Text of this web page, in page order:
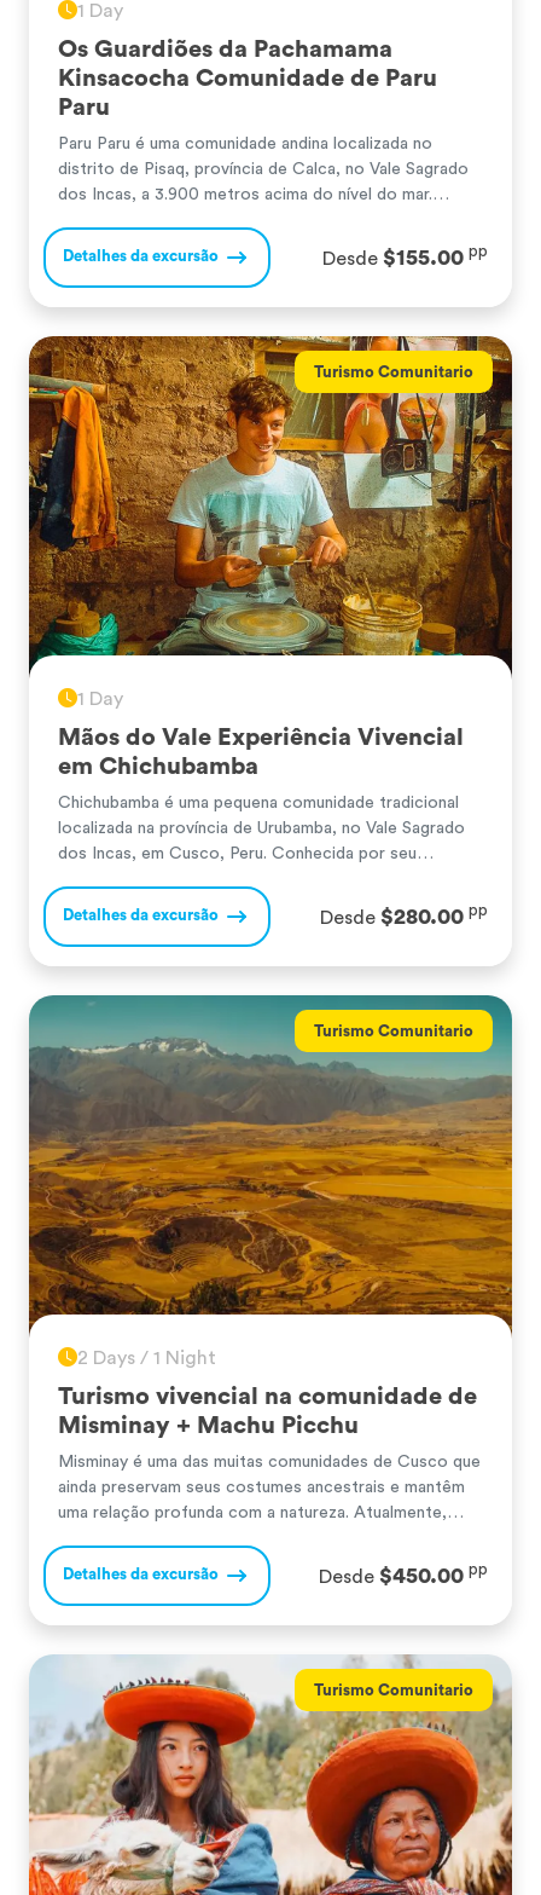
1 Day
Os Guardiões da Pachamama
Kinsacocha Comunidade de Paru
Paru
Paru Paru é uma comunidade andina localizada no
distrito de Pisaq, província de Calca, no Vale Sagrado
dos Incas, a 3.900 metros acima do nível do mar.
batatas nativas, a comunidade preserva mais de 1.000
variedades cultivadas por meio de técnicas agrícolas
Detalhes da excursão Desde $155.00 pp
Turismo Comunitario
1 Day
Mãos do Vale Experiência Vivencial
em Chichubamba
Chichubamba é uma pequena comunidade tradicional
localizada na província de Urubamba, no Vale Sagrado
dos Incas, em Cusco, Peru. Conhecida por seu
Chichubamba oferece aos visitantes uma visão única
da vida rural andina. A comunidade é reconhecida por
Detalhes da excursão Desde $280.00 pp
Turismo Comunitario
2 Days / 1 Night
Turismo vivencial na comunidade de
Misminay + Machu Picchu
Misminay é uma das muitas comunidades de Cusco que
ainda preservam seus costumes ancestrais e mantêm
uma relação profunda com a natureza. Atualmente,
permite compartilhar suas práticas culturais,
principalmente relacionadas à tecelagem andina e à
Detalhes da excursão Desde $450.00 pp
Turismo Comunitario